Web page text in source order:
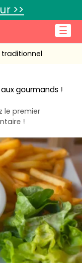
☰
>>
traditionnel
gourmands !
le premier
!